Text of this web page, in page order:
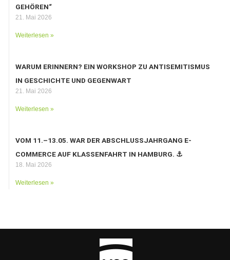
GEHÖREN“
21. Mai 2026
Weiterlesen »
WARUM ERINNERN? EIN WORKSHOP ZU ANTISEMITISMUS
IN GESCHICHTE UND GEGENWART
21. Mai 2026
Weiterlesen »
VOM 11.–13.05. WAR DER ABSCHLUSSJAHRGANG E-
COMMERCE AUF KLASSENFAHRT IN HAMBURG. ⚓️
18. Mai 2026
Weiterlesen »